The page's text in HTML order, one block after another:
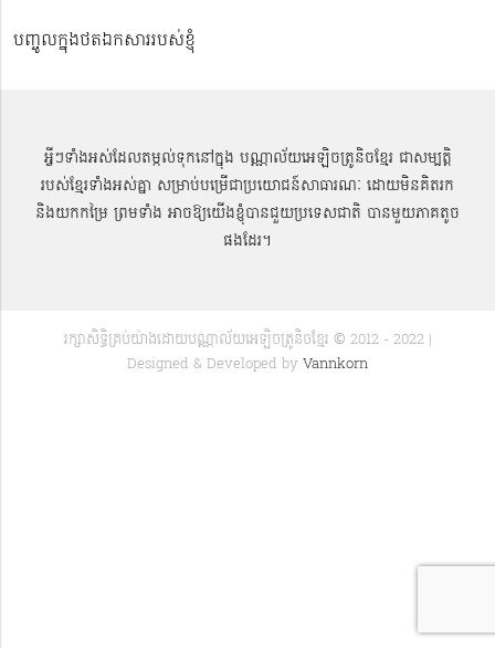
បញ្ចូលក្នុងថតឯកសាររបស់ខ្ញុំ
អ្វីៗទាំងអស់ដែលតម្កល់ទុកនៅក្នុង បណ្ណាល័យអេឡិចត្រូនិចខ្មែរ ជាសម្បតិ្ត
របស់ខ្មែរទាំងអស់គ្នា សម្រាប់បម្រើជាប្រយោជន៍សាធារណៈ ដោយមិនគិតរក
និងយកកម្រៃ ព្រមទាំង អាចឱ្យយើងខ្ញុំបានជួយប្រទេសជាតិ បានមួយភាគតូច
ផងដែរ។
រក្សាសិទ្ធិគ្រប់យ៉ាងដោយបណ្ណាល័យអេឡិចត្រូនិចខ្មែរ © 2012 - 2022 |
Designed & Developed by Vannkorn